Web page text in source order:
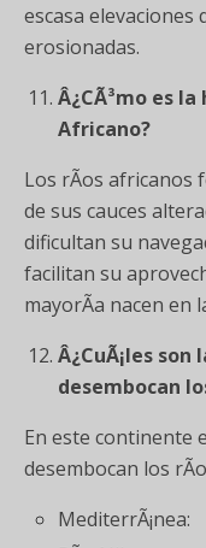
escasa elevaciones
erosionadas.
Â¿CÃ³mo es
Africano?
Los rÃ­os africanos
de sus cauces
dificultan su
facilitan su
mayorÃ­a nacen en
Â¿CuÃ¡les
desembocan
En este continente
desembocan los
MediterrÃ¡nea: